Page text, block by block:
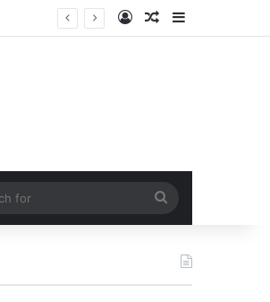
Log InRandom Article
Sidebar
for